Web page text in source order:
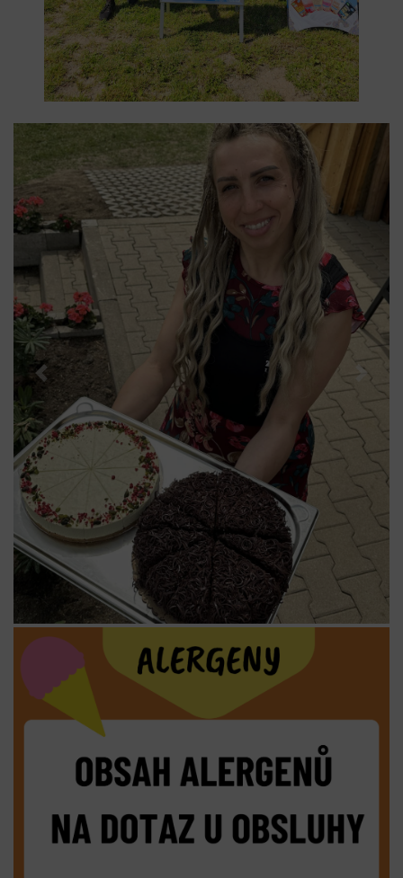
Previous Next